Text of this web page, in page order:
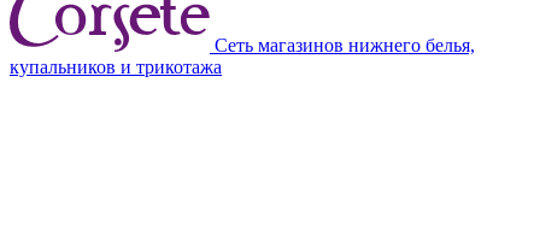
Сеть магазинов нижнего белья,
купальников и трикотажа